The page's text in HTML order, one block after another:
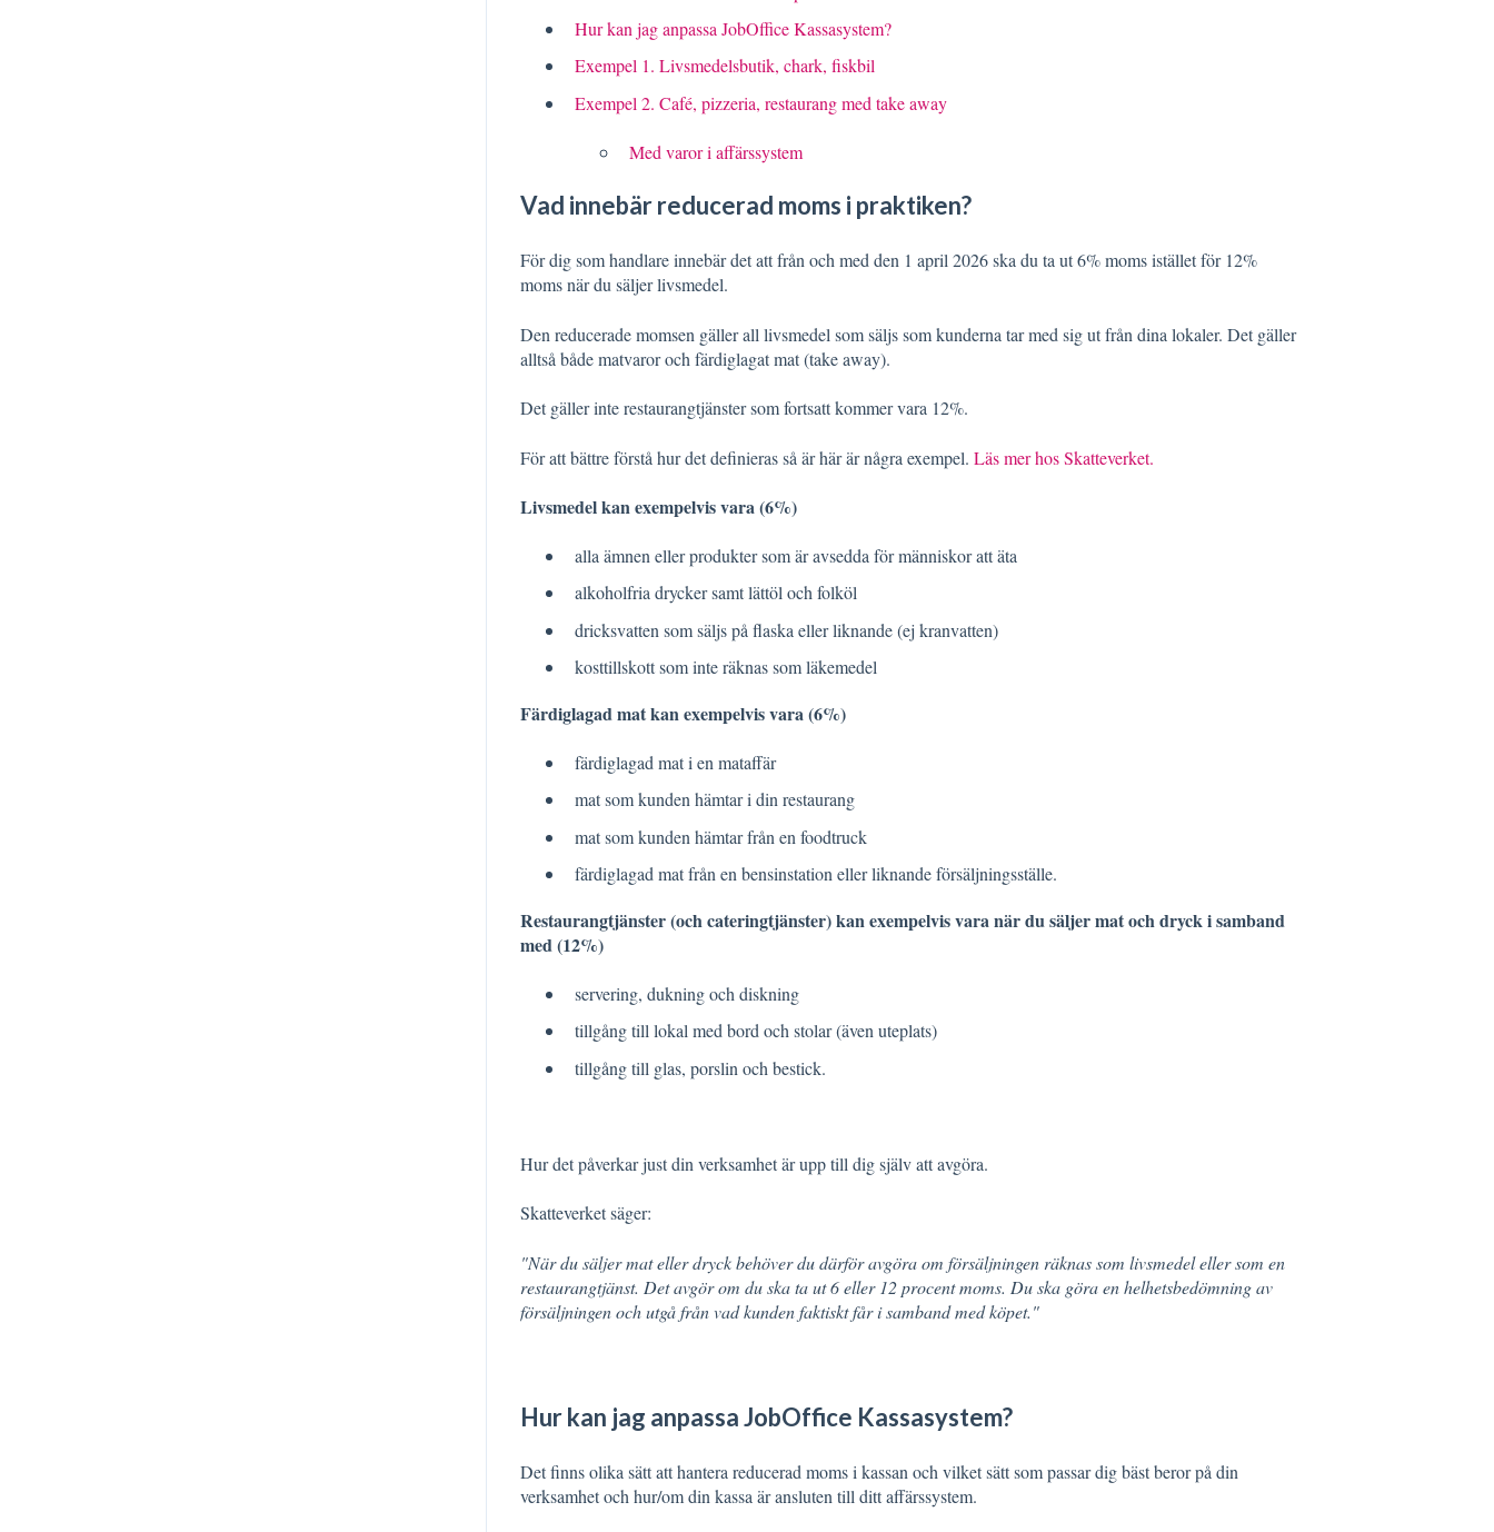
Hur kan jag anpassa JobOffice Kassasystem?
Exempel 1. Livsmedelsbutik, chark, fiskbil
Exempel 2. Café, pizzeria, restaurang med take away
Med varor i affärssystem
Vad innebär reducerad moms i praktiken?
För dig som handlare innebär det att från och med den 1 april 2026 ska du ta ut 6% moms istället för 12%
moms när du säljer livsmedel.
Den reducerade momsen gäller all livsmedel som säljs som kunderna tar med sig ut från dina lokaler. Det gäller
alltså både matvaror och färdiglagat mat (take away).
Det gäller inte restaurangtjänster som fortsatt kommer vara 12%.
För att bättre förstå hur det definieras så är här är några exempel. Läs mer hos Skatteverket.
Livsmedel kan exempelvis vara (6%)
alla ämnen eller produkter som är avsedda för människor att äta
alkoholfria drycker samt lättöl och folköl
dricksvatten som säljs på flaska eller liknande (ej kranvatten)
kosttillskott som inte räknas som läkemedel
Färdiglagad mat kan exempelvis vara (6%)
färdiglagad mat i en mataffär
mat som kunden hämtar i din restaurang
mat som kunden hämtar från en foodtruck
färdiglagad mat från en bensinstation eller liknande försäljningsställe.
Restaurangtjänster (och cateringtjänster) kan exempelvis vara när du säljer mat och dryck i samband
med (12%)
servering, dukning och diskning
tillgång till lokal med bord och stolar (även uteplats)
tillgång till glas, porslin och bestick.
Hur det påverkar just din verksamhet är upp till dig själv att avgöra.
Skatteverket säger:
"När du säljer mat eller dryck behöver du därför avgöra om försäljningen räknas som livsmedel eller som en
restaurangtjänst. Det avgör om du ska ta ut 6 eller 12 procent moms. Du ska göra en helhetsbedömning av
försäljningen och utgå från vad kunden faktiskt får i samband med köpet."
Hur kan jag anpassa JobOffice Kassasystem?
Det finns olika sätt att hantera reducerad moms i kassan och vilket sätt som passar dig bäst beror på din
verksamhet och hur/om din kassa är ansluten till ditt affärssystem.